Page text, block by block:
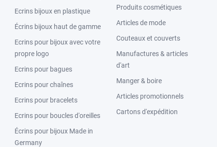
Ecrins bijoux en plastique
Écrins bijoux haut de gamme
Ecrins pour bijoux avec votre
propre logo
Ecrins pour bagues
Ecrins pour chaînes
Ecrins pour bracelets
Ecrins pour boucles d'oreilles
Écrins pour bijoux Made in
Germany
Produits cosmétiques
Articles de mode
Couteaux et couverts
Manufactures & articles
d'art
Manger & boire
Articles promotionnels
Cartons d'expédition